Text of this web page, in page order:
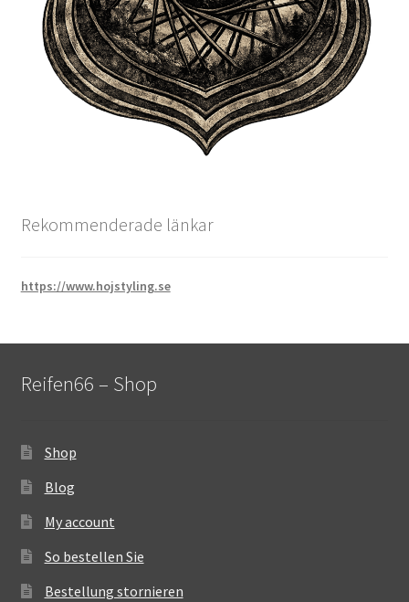
Rekommenderade länkar
https://www.hojstyling.se
Reifen66 – Shop
Shop
Blog
My account
So bestellen Sie
Bestellung stornieren